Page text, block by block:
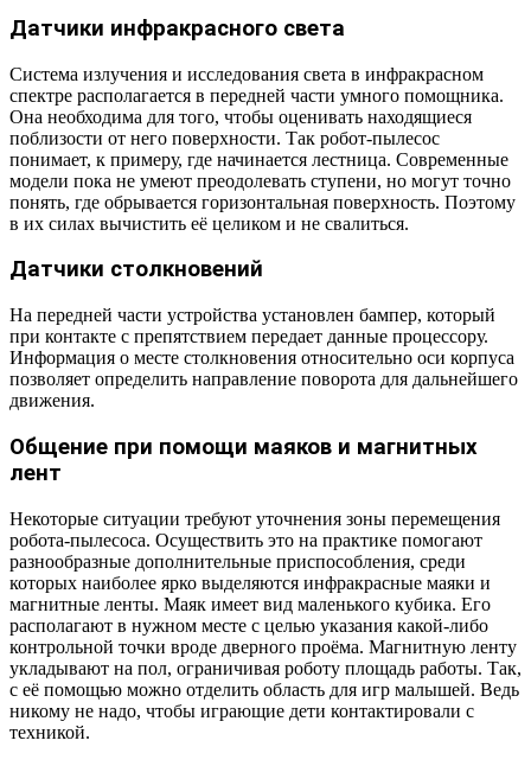
Датчики инфракрасного света
Система излучения и исследования света в инфракрасном
спектре располагается в передней части умного помощника.
Она необходима для того, чтобы оценивать находящиеся
поблизости от него поверхности. Так робот-пылесос
понимает, к примеру, где начинается лестница. Современные
модели пока не умеют преодолевать ступени, но могут точно
понять, где обрывается горизонтальная поверхность. Поэтому
в их силах вычистить её целиком и не свалиться.
Датчики столкновений
На передней части устройства установлен бампер, который
при контакте с препятствием передает данные процессору.
Информация о месте столкновения относительно оси корпуса
позволяет определить направление поворота для дальнейшего
движения.
Общение при помощи маяков и магнитных
лент
Некоторые ситуации требуют уточнения зоны перемещения
робота-пылесоса. Осуществить это на практике помогают
разнообразные дополнительные приспособления, среди
которых наиболее ярко выделяются инфракрасные маяки и
магнитные ленты. Маяк имеет вид маленького кубика. Его
располагают в нужном месте с целью указания какой-либо
контрольной точки вроде дверного проёма. Магнитную ленту
укладывают на пол, ограничивая роботу площадь работы. Так,
с её помощью можно отделить область для игр малышей. Ведь
никому не надо, чтобы играющие дети контактировали с
техникой.